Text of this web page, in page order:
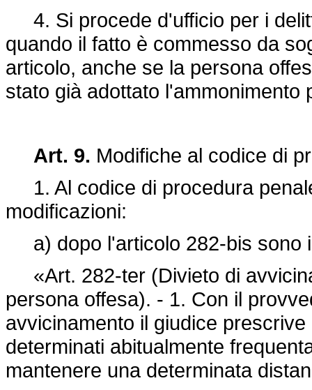
4. Si procede d'ufficio per i
quando il fatto è commesso da
articolo, anche se la persona
stato già adottato
Art. 9. Modifiche al codice di
1. Al codice di procedura
modificazioni:
a) dopo l'articolo 282-bis sono
«Art. 282-ter (Divieto di
persona offesa). - 1. Con il
avvicinamento il giudice
determinati abitualmente
mantenere una determinata